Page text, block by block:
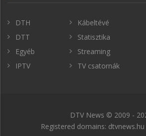
DTH
DTT
Egyéb
IPTV
Kábeltévé
Statisztika
Streaming
TV csatornák
DTV News © 2009 -
Registered domains: